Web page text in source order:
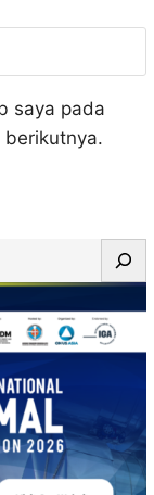
saya pada
berikutnya.